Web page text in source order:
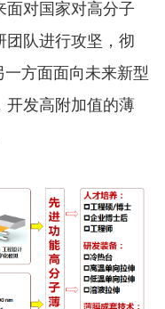
面对国家对高分子
团队进行攻坚，彻
方面面向未来新型
开发高附加值的薄